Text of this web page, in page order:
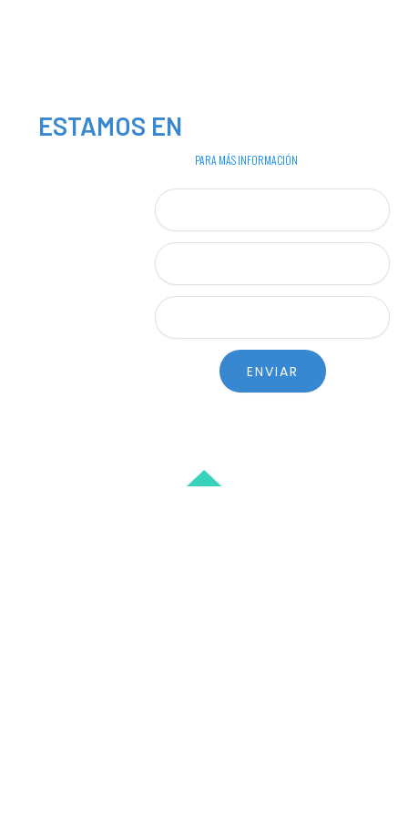
ESTAMOS EN
PARA MÁS INFORMACIÓN
Tu
nombre
Teléfono
Tu
correo
ENVIAR